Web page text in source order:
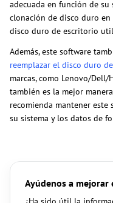
adecuada en función de su
clonación de disco duro
disco duro de escritorio
Además, este software
reemplazar el disco duro
marcas, como Lenovo/Dell/
también es la mejor
recomienda mantener
su sistema y los datos de
Ayúdenos a mejorar